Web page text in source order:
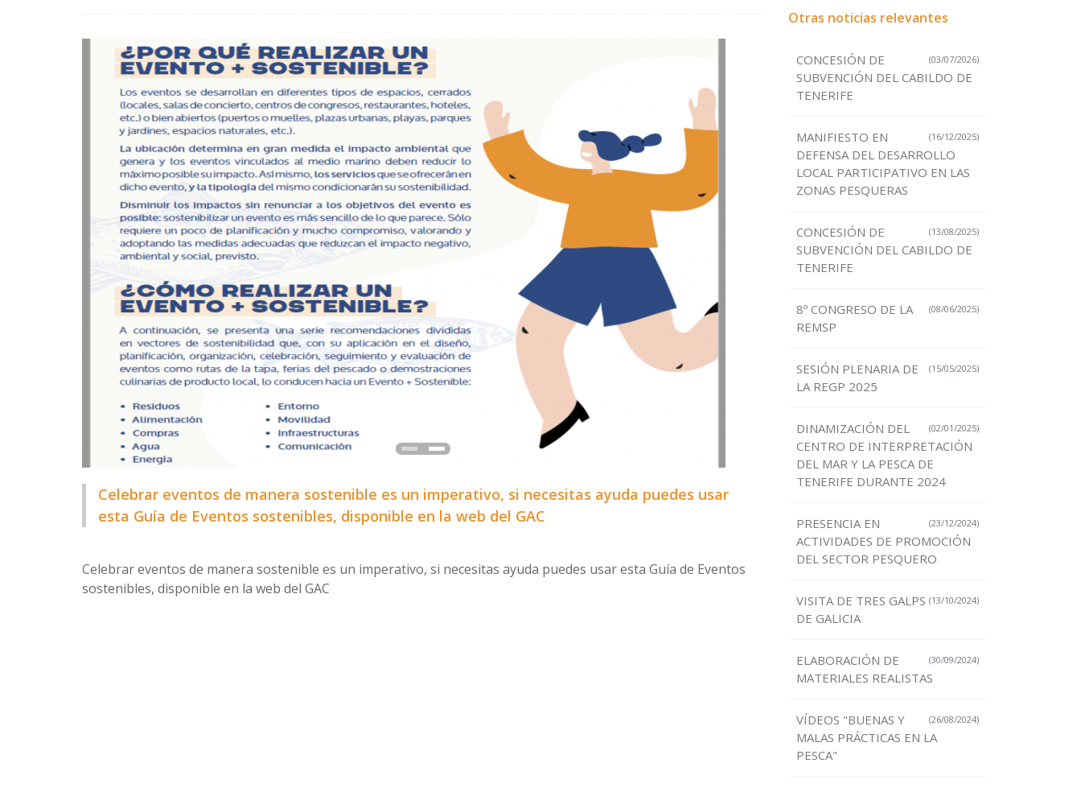
Celebrar eventos de manera sostenible es un imperativo, si necesitas ayuda puedes usar
esta Guía de Eventos sostenibles, disponible en la web del GAC
Celebrar eventos de manera sostenible es un imperativo, si necesitas ayuda puedes usar esta Guía de Eventos
sostenibles, disponible en la web del GAC
Otras noticias relevantes
(03/07/2026)
CONCESIÓN DE
SUBVENCIÓN DEL CABILDO DE
TENERIFE
(16/12/2025)
MANIFIESTO EN
DEFENSA DEL DESARROLLO
LOCAL PARTICIPATIVO EN LAS
ZONAS PESQUERAS
(13/08/2025)
CONCESIÓN DE
SUBVENCIÓN DEL CABILDO DE
TENERIFE
(08/06/2025)
8º CONGRESO DE LA
REMSP
(15/05/2025)
SESIÓN PLENARIA DE
LA REGP 2025
(02/01/2025)
DINAMIZACIÓN DEL
CENTRO DE INTERPRETACIÓN
DEL MAR Y LA PESCA DE
TENERIFE DURANTE 2024
(23/12/2024)
PRESENCIA EN
ACTIVIDADES DE PROMOCIÓN
DEL SECTOR PESQUERO
(13/10/2024)
VISITA DE TRES GALPS
DE GALICIA
(30/09/2024)
ELABORACIÓN DE
MATERIALES REALISTAS
(26/08/2024)
VÍDEOS "BUENAS Y
MALAS PRÁCTICAS EN LA
PESCA"